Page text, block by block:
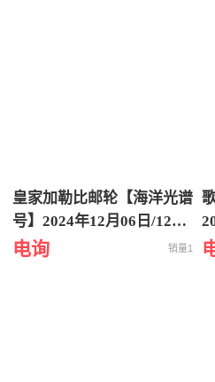
皇家加勒比邮轮【海洋光谱
号】2024年12月06日/12月
15日从香港出发到日本冲
电询 销量1